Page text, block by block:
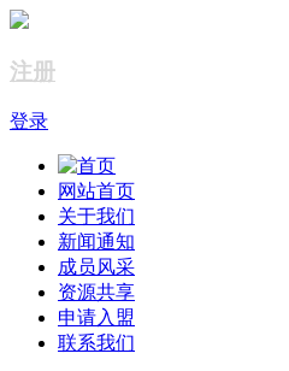
注册
登录
网站首页
关于我们
新闻通知
成员风采
资源共享
申请入盟
联系我们